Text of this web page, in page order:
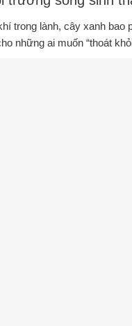
trong lành, cây xanh
những ai muốn “thoát